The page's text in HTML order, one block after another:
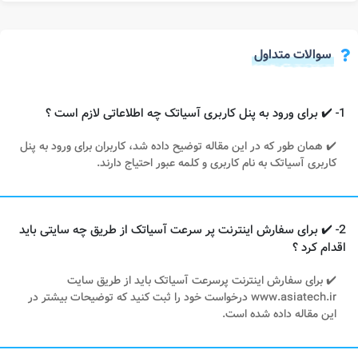
سوالات متداول
1- ✔️ برای ورود به پنل کاربری آسیاتک چه اطلاعاتی لازم است ؟
✔️ همان طور که در این مقاله توضیح داده شد، کاربران برای ورود به پنل
کاربری آسیاتک به نام کاربری و کلمه عبور احتیاج دارند.
2- ✔️ برای سفارش اینترنت پر سرعت آسیاتک از طریق چه سایتی باید
اقدام کرد ؟
✔️ برای سفارش اینترنت پرسرعت آسیاتک باید از طریق سایت
www.asiatech.ir درخواست خود را ثبت کنید که توضیحات بیشتر در
این مقاله داده شده است.